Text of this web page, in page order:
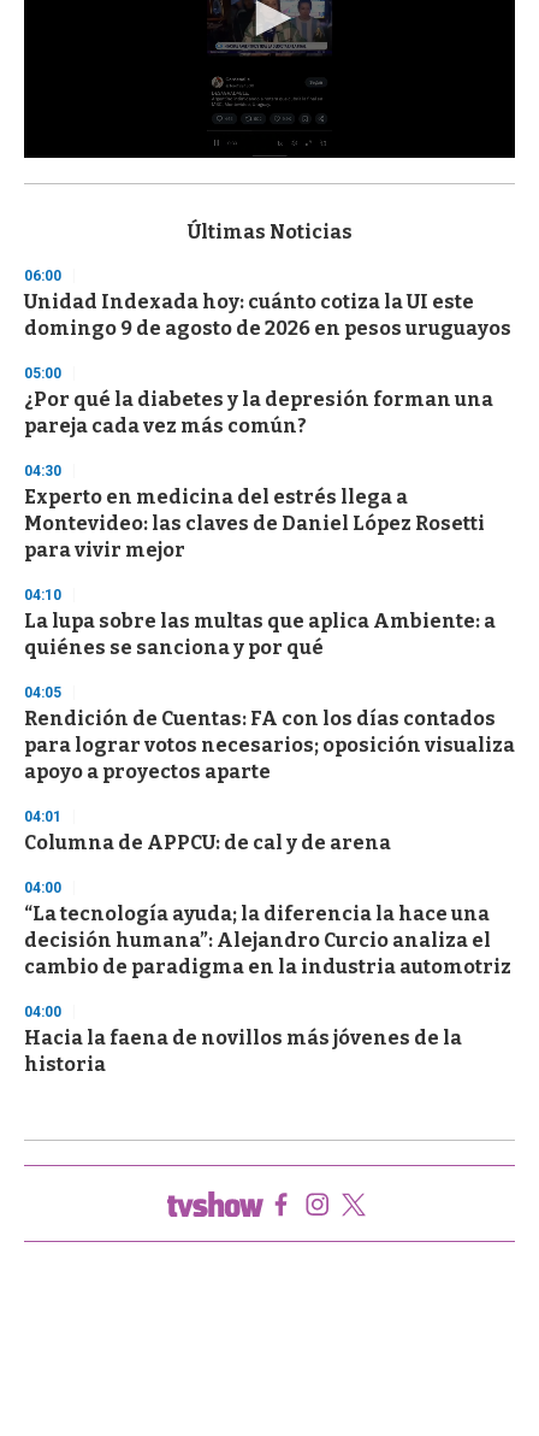
s
d
s
o
f
3
s
e
c
n
d
s
Últimas Noticias
06:00
Unidad Indexada hoy: cuánto cotiza la UI este
domingo 9 de agosto de 2026 en pesos uruguayos
05:00
¿Por qué la diabetes y la depresión forman una
pareja cada vez más común?
04:30
Experto en medicina del estrés llega a
Montevideo: las claves de Daniel López Rosetti
para vivir mejor
04:10
La lupa sobre las multas que aplica Ambiente: a
quiénes se sanciona y por qué
04:05
Rendición de Cuentas: FA con los días contados
para lograr votos necesarios; oposición visualiza
apoyo a proyectos aparte
04:01
Columna de APPCU: de cal y de arena
04:00
“La tecnología ayuda; la diferencia la hace una
decisión humana”: Alejandro Curcio analiza el
cambio de paradigma en la industria automotriz
04:00
Hacia la faena de novillos más jóvenes de la
historia